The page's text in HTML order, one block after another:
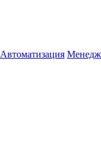
Автоматизация